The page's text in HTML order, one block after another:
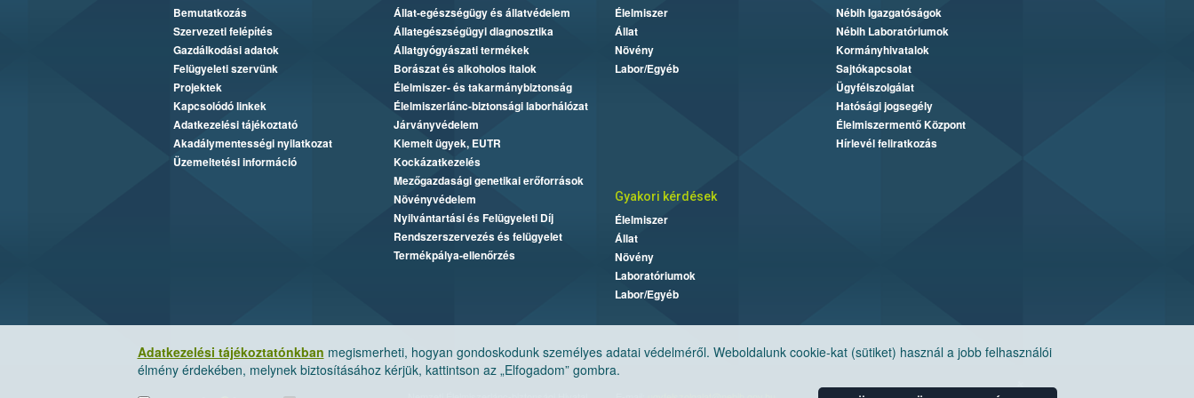
Adatkezelési tájékoztatónkban megismerheti, hogyan gondoskodunk személyes adatai védelméről. Weboldalunk cookie-kat (sütiket) használ a jobb felhasználói
élmény érdekében, melynek biztosításához kérjük, kattintson az „Elfogadom” gombra.
Bemutatkozás
Szervezeti felépítés
Gazdálkodási adatok
Felügyeleti szervünk
Projektek
Kapcsolódó linkek
Adatkezelési tájékoztató
Akadálymentességi nyilatkozat
Üzemeltetési információ
Állat-egészségügy és állatvédelem
Állategészségügyi diagnosztika
Állatgyógyászati termékek
Borászat és alkoholos italok
Élelmiszer- és takarmánybiztonság
Élelmiszerlánc-biztonsági laborhálózat
Járványvédelem
Kiemelt ügyek, EUTR
Kockázatkezelés
Mezőgazdasági genetikai erőforrások
Növényvédelem
Nyilvántartási és Felügyeleti Díj
Rendszerszervezés és felügyelet
Termékpálya-ellenőrzés
Élelmiszer
Állat
Növény
Labor/Egyéb
Nébih Igazgatóságok
Nébih Laboratóriumok
Kormányhivatalok
Sajtókapcsolat
Ügyfélszolgálat
Hatósági jogsegély
Élelmiszermentő Központ
Hírlevél feliratkozás
Gyakori kérdések
Élelmiszer
Állat
Növény
Laboratóriumok
Labor/Egyéb